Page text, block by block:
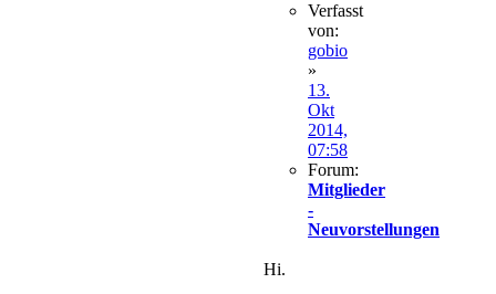
Verfasst
von:
gobio
»
13.
Okt
2014,
07:58
Forum:
Mitglieder
-
Neuvorstellungen
Hi.